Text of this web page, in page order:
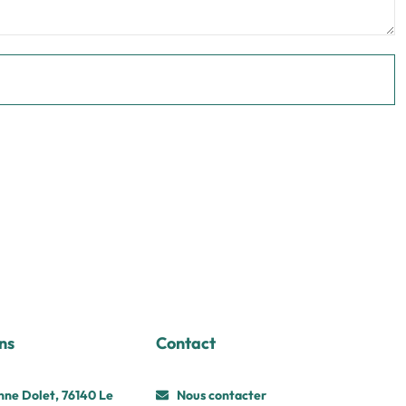
Dolet, 76140 Le
Contact
Nous contacter